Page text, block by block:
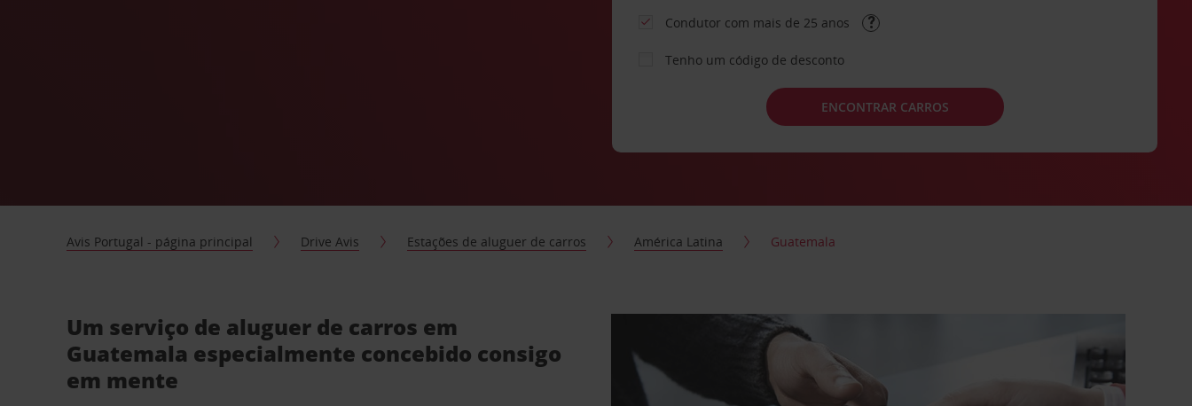
Condutor com mais de 25 anos
Tenho um código de desconto
ENCONTRAR CARROS
Avis Portugal - página principal Drive Avis Estações de aluguer de carros América Latina Guatemala
Um serviço de aluguer de carros em
Guatemala especialmente concebido consigo
em mente